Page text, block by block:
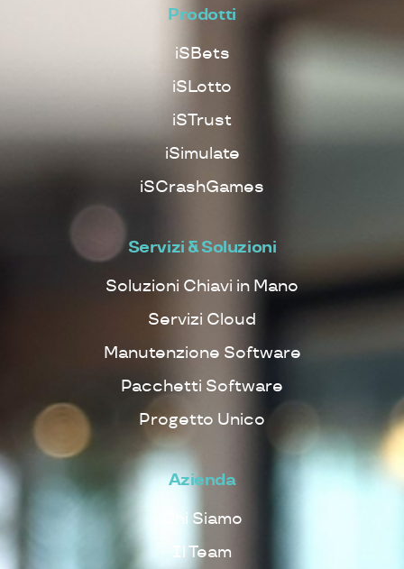
Prodotti
iSBets
iSLotto
iSTrust
iSimulate
iSCrashGames
Servizi & Soluzioni
Soluzioni Chiavi in Mano
Servizi Cloud
Manutenzione Software
Pacchetti Software
Progetto Unico
Azienda
Chi Siamo
Il Team